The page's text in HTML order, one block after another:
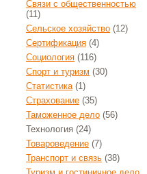
Связи с общественностью
(11)
Сельское хозяйство (12)
Сертификация (4)
Социология (116)
Спорт и туризм (30)
Статистика(1)
Страхование (35)
Таможенное дело (56)
Технология (24)
Товароведение (7)
Транспорт и связь (38)